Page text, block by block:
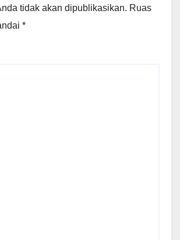
tidak akan dipublikasikan. Ruas
*